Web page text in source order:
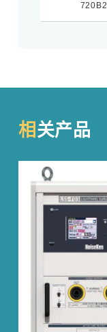
720B2
相关产品